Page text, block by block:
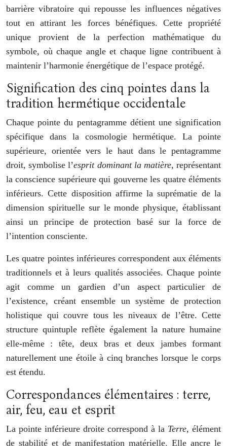
barrière vibratoire qui repousse les influences négatives
tout en attirant les forces bénéfiques. Cette propriété
unique provient de la perfection mathématique du
symbole, où chaque angle et chaque ligne contribuent à
maintenir l’harmonie énergétique de l’espace protégé.
Signification des cinq pointes dans la
tradition hermétique occidentale
Chaque pointe du pentagramme détient une signification
spécifique dans la cosmologie hermétique. La pointe
supérieure, orientée vers le haut dans le pentagramme
droit, symbolise l’esprit dominant la matière, représentant
la conscience supérieure qui gouverne les quatre éléments
inférieurs. Cette disposition affirme la suprématie de la
dimension spirituelle sur le monde physique, établissant
ainsi un principe de protection basé sur la force de
l’intention consciente.
Les quatre pointes inférieures correspondent aux éléments
traditionnels et à leurs qualités associées. Chaque pointe
agit comme un gardien d’un aspect particulier de
l’existence, créant ensemble un système de protection
holistique qui couvre tous les niveaux de l’être. Cette
structure quintuple reflète également la nature humaine
elle-même : tête, deux bras et deux jambes formant
naturellement une étoile à cinq branches lorsque le corps
est étendu.
Correspondances élémentaires : terre,
air, feu, eau et esprit
La pointe inférieure droite correspond à la Terre, élément
de stabilité et de manifestation matérielle. Elle ancre le